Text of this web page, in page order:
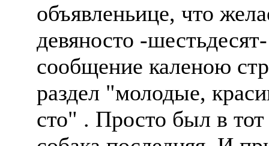
объявленьице, что
девяносто -
сообщение каленою
раздел "молодые,
сто" . Просто был в